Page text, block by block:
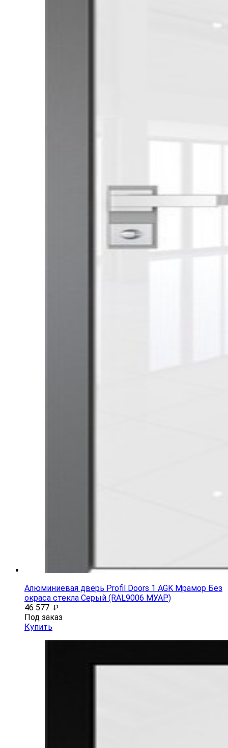
Алюминиевая дверь Profil Doors 1 AGK Мрамор Без
окраса стекла Серый (RAL9006 МУАР)
46 577 ₽
Под заказ
Купить